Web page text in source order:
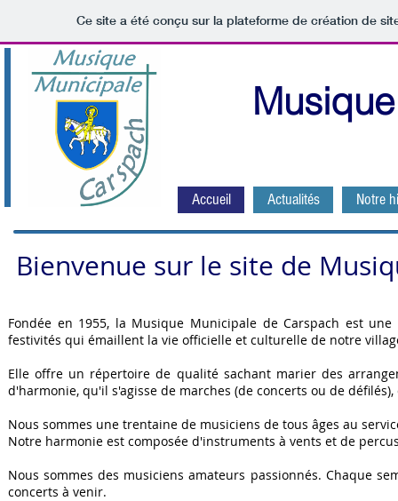
Ce site a été conçu sur la plateforme de création de
Accueil Actualités Notre
Bienvenue sur le site de
Fondée en 1955, la Musique Municipale de Carspach est
festivités qui émaillent la vie officielle et culturelle de notre
Elle offre un répertoire de qualité sachant marier des
d'harmonie, qu'il s'agisse de marches (de concerts ou de
Nous sommes une trentaine de musiciens de tous âges au
Notre harmonie est composée d'instruments à vents et de
Nous sommes des musiciens amateurs passionnés. Chaque
concerts à venir.